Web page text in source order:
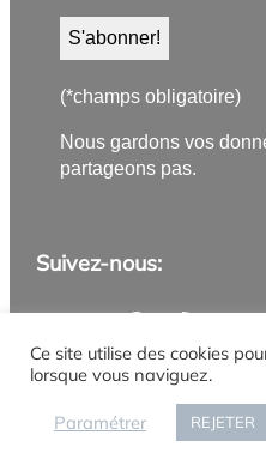
(*champs obligatoire)
Nous gardons vos
partageons pas.
Suivez-nous:
Application PanneauPocket
Lettre d'information
Instagram
Facebook
YouTube
Flux RSS
Mentions légales
Gestion des cookiesAccueil
Ce site utilise des cookies
lorsque vous naviguez.
Paramétrer REJETER